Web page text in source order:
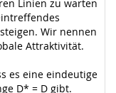
Linien zu warten
Wir nennen
Attraktivität.
es eine eindeutige
D* = D gibt.